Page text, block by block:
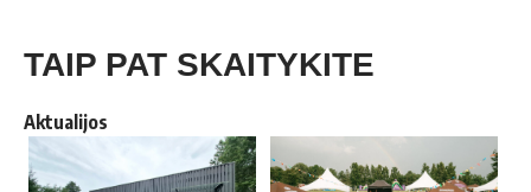
TAIP PAT SKAITYKITE
Aktualijos